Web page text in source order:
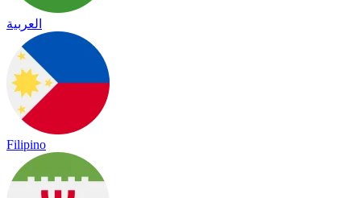
العربية
Filipino